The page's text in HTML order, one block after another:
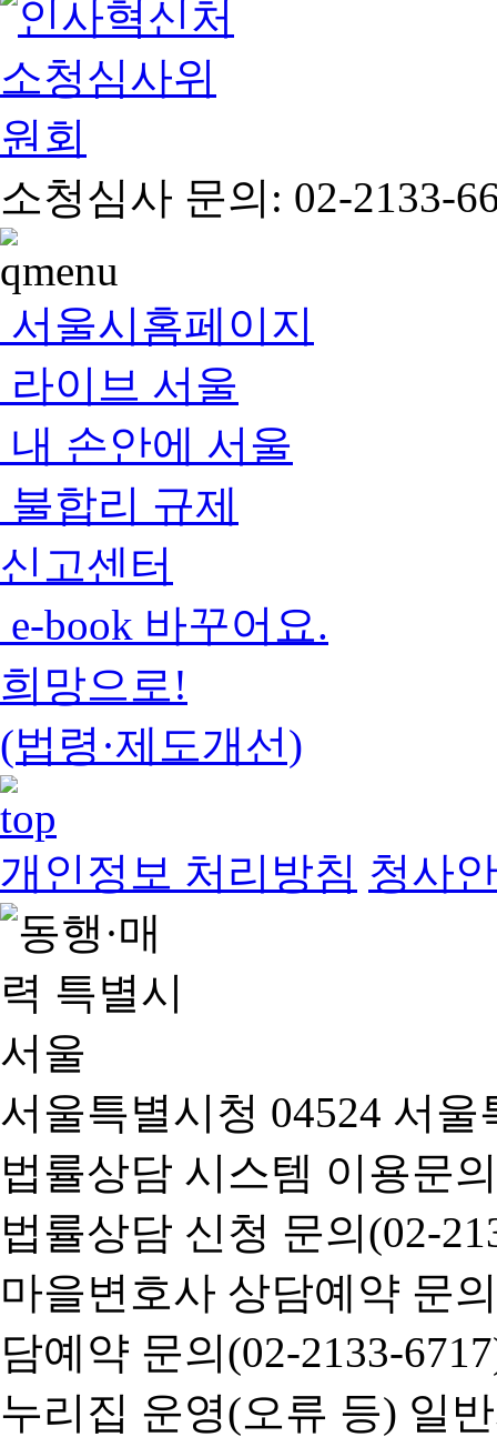
소청심사 문의: 02-2133-
서울시홈페이지
라이브 서울
내 손안에 서울
불합리 규제
신고센터
e-book 바꾸어요.
희망으로!
(법령·제도개선)
개인정보 처리방침 청사
서울특별시청 04524 서
법률상담 시스템 이용문
법률상담 신청 문의(02-
마을변호사 상담예약 문
담예약 문의(02-2133-
누리집 운영(오류 등) 일